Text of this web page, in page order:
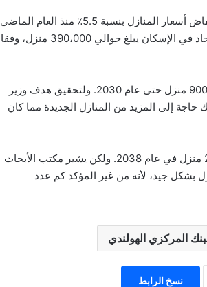
يشهد سوق الإسكان الهولندي استقراراً نوعاً ما على الرغم من انخفاض أسعار المنازل بنسبة 5.5٪ منذ العام الماضي
بعد أكبر زيادة في الأسعار منذ عام 2017، ويعاني السوق من نقص حاد في الإسكان يبلغ حوالي 390،000 منزل، وفقا
يتوقع مكتب الأبحاث أنه لن يتم تحقيق هدف الحكومة في بناء 900,000 منزل حتى عام 2030. ولتحقيق هدف وزير
إلى المزيد من المنازل الجديدة مما كان
بعد عام 2030، من المتوقع أن ينخفض نقص الإسكان إلى 205,000 منزل في عام 2038. ولكن يشير مكتب الأبحاث
بشكل جيد، لأنه من غير المؤكد كم عدد
المركزي الهولندي
نسخ الرابط